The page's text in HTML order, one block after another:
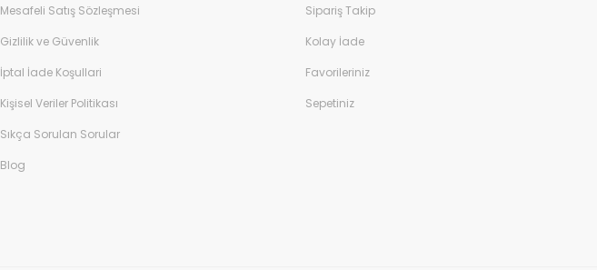
Mesafeli Satış Sözleşmesi
Gizlilik ve Güvenlik
İptal İade Koşullari
Kişisel Veriler Politikası
Sıkça Sorulan Sorular
Blog
Sipariş Takip
Kolay İade
Favorileriniz
Sepetiniz